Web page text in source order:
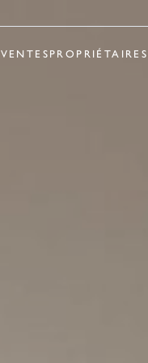
VENTESPROPRIÉTAIRES